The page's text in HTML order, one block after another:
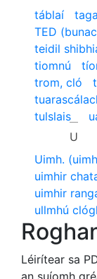
táblaí
TED
teidil
tiomnú
trom, cló
tulslais
U
Uimh.
uimhir
uimhir
ullmhú
Léirítear sa
an suíomh